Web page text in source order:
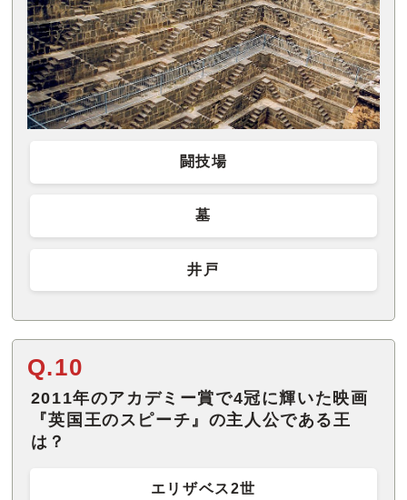
闘技場
墓
井戸
Q.10
2011年のアカデミー賞で4冠に輝いた映画
『英国王のスピーチ』の主人公である王
は？
エリザベス2世